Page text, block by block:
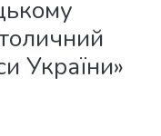
України»